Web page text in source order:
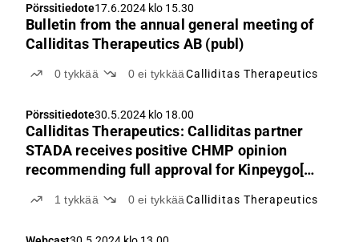
Pörssitiedote17.6.2024 klo 15.30
Bulletin from the annual general meeting of
Calliditas Therapeutics AB (publ)
0tykkää 0ei tykkääCalliditas Therapeutics
Pörssitiedote30.5.2024 klo 18.00
Calliditas Therapeutics: Calliditas partner
STADA receives positive CHMP opinion
recommending full approval for Kinpeygo[®]
1tykkää 0ei tykkääCalliditas Therapeutics